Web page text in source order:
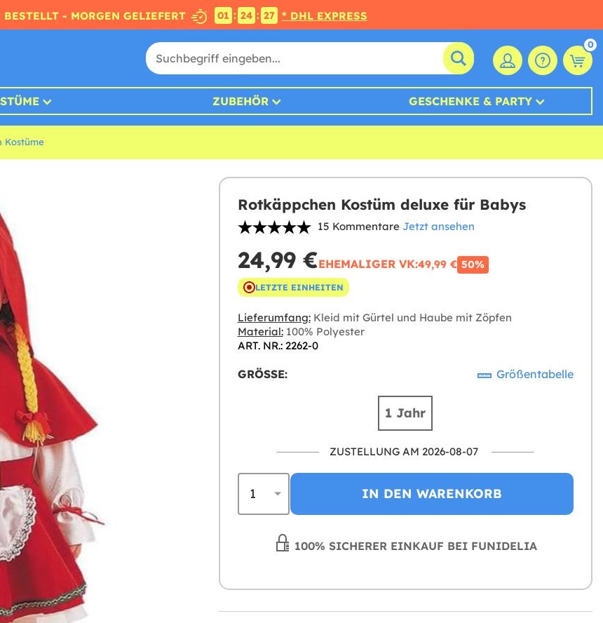
- MORGEN GELIEFERT 01 : 24 : 26 * DHL EXPRESS
0
ZUBEHÖR GESCHENKE & PARTY
Kostüme
Rotkäppchen Kostüm deluxe für Babys
15 Kommentare Jetzt ansehen
24,99 €EHEMALIGER VK:49,99 € 50%
LETZTE EINHEITEN
Lieferumfang:Kleid mit Gürtel und Haube mit Zöpfen
Material:100% Polyester
ART. NR.: 2262-0
GRÖSSE: Größentabelle
1 Jahr
ZUSTELLUNG AM 2026-08-07
IN DEN WARENKORB
100% SICHERER EINKAUF BEI FUNIDELIA